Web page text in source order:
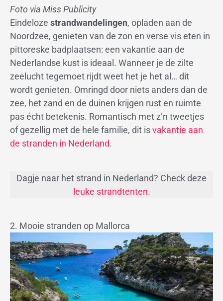
Foto via Miss Publicity
Eindeloze strandwandelingen, opladen aan de
Noordzee, genieten van de zon en verse vis eten in
pittoreske badplaatsen: een vakantie aan de
Nederlandse kust is ideaal. Wanneer je de zilte
zeelucht tegemoet rijdt weet het je het al… dit
wordt genieten. Omringd door niets anders dan de
zee, het zand en de duinen krijgen rust en ruimte
pas écht betekenis. Romantisch met z’n tweetjes
of gezellig met de hele familie, dit isvakantie aan
de stranden in Nederland.
Dagje naar het strand in Nederland? Check deze
leuke strandtenten.
2. Mooie stranden op Mallorca